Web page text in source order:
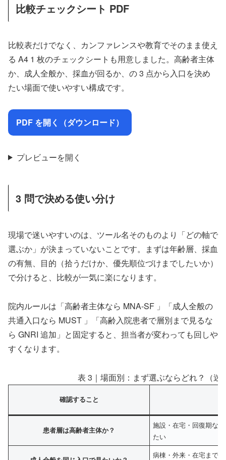
比較チェックシート PDF
比較表だけでなく、カンファレンスや教育でそのまま使え
る A4 1 枚のチェックシートも用意しました。高齢者主体
か、成人全般か、採血が回るか、の 3 点から入口を決め
たい場面で使いやすい構成です。
PDF を開く（ダウンロード）
プレビューを開く
3 問で決める使い分け
現場で迷いやすいのは、ツール名そのものより「どの軸で
選ぶか」が決まっていないことです。まずは年齢層、採血
の有無、目的（拾うだけか、優先順位づけまでしたいか）
で分けると、比較が一気に楽になります。
院内ルールは「高齢者主体なら MNA-SF 」「成人全般の
共通入口なら MUST 」「高齢入院患者で層別まで見るな
ら GNRI 追加」と固定すると、担当者が変わっても回しや
すくなります。
表 3｜場面別：まず選ぶならどれ？（迷
確認すること
患者層は高齢者主体か？
施設・在宅・回復期な
たい
病棟・外来・在宅まで